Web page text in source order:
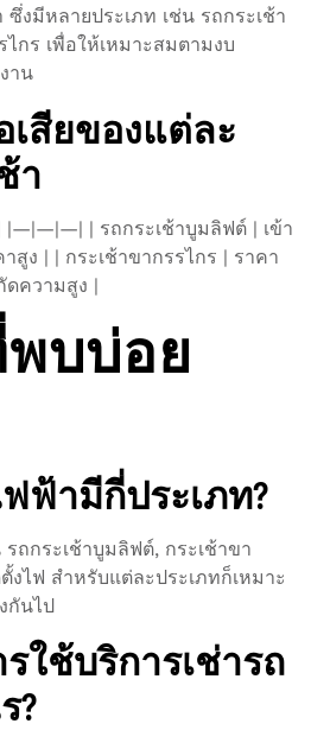
ซึ่งมีหลายประเภท เช่น รถกระเช้า
กร เพื่อให้เหมาะสมตามงบ
าน
สียของแต่ละ
า
|—|—|—| | รถกระเช้าบูมลิฟต์ | เข้า
สูง | | กระเช้าขากรรไกร | ราคา
ดความสูง |
บบ่อย
ฟฟ้ามีกี่ประเภท?
ถกระเช้าบูมลิฟต์, กระเช้าขา
งไฟ สำหรับแต่ละประเภทก็เหมาะ
กันไป
ใช้บริการเช่ารถ
?